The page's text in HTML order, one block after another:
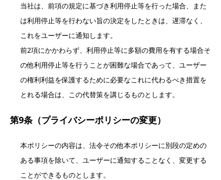
当社は、前項の規定に基づき利用停止等を行った場合、また
は利用停止等を行わない旨の決定をしたときは、遅滞なく、
これをユーザーに通知します。
前2項にかかわらず、利用停止等に多額の費用を有する場合そ
の他利用停止等を行うことが困難な場合であって、ユーザー
の権利利益を保護するために必要なこれに代わるべき措置を
とれる場合は、この代替策を講じるものとします。
第9条（プライバシーポリシーの変更）
本ポリシーの内容は、法令その他本ポリシーに別段の定めの
ある事項を除いて、ユーザーに通知することなく、変更する
ことができるものとします。